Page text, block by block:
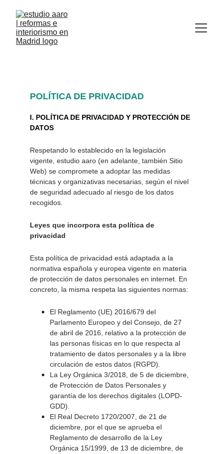
POLÍTICA DE PRIVACIDAD
I. POLÍTICA DE PRIVACIDAD Y PROTECCIÓN DE
DATOS
Respetando lo establecido en la legislación
vigente, estudio aaro (en adelante, también Sitio
Web) se compromete a adoptar las medidas
técnicas y organizativas necesarias, según el nivel
de seguridad adecuado al riesgo de los datos
recogidos.
Leyes que incorpora esta política de
privacidad
Esta política de privacidad está adaptada a la
normativa española y europea vigente en materia
de protección de datos personales en internet. En
concreto, la misma respeta las siguientes normas:
El Reglamento (UE) 2016/679 del
Parlamento Europeo y del Consejo, de 27
de abril de 2016, relativo a la protección de
las personas físicas en lo que respecta al
tratamiento de datos personales y a la libre
circulación de estos datos (RGPD).
La Ley Orgánica 3/2018, de 5 de diciembre,
de Protección de Datos Personales y
garantía de los derechos digitales (LOPD-
GDD).
El Real Decreto 1720/2007, de 21 de
diciembre, por el que se aprueba el
Reglamento de desarrollo de la Ley
Orgánica 15/1999, de 13 de diciembre, de